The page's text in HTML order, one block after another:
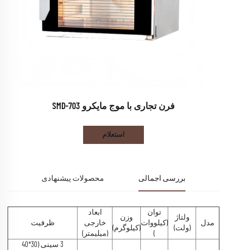
فرن تجاری با موج مایکرو SMD-703
استعلام
بررسی اجمالی محصولات پیشنهادی
مدل
ولتاژ
(ولت)
توان
(کیلووات
)
وزن
(کیلوگرم)
ابعاد
خارجی
(میلیمتر)
ظرفیت
3 سینی (30*40